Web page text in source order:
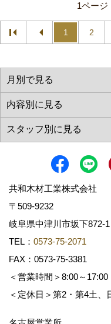
1ページ
1 2
共和木材工業株式会社
〒509-9232
岐阜県中津川市坂下
TEL： 0573-75-2071
FAX：0573-75-3381
＜営業時間＞8:00～
＜定休日＞第2・第4土